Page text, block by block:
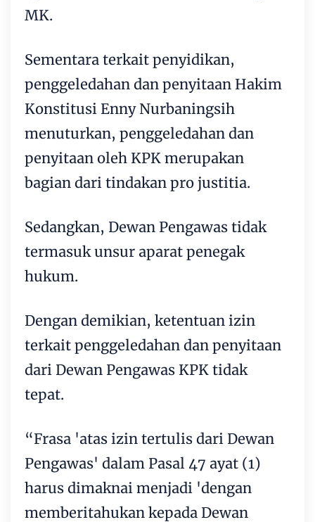
MK.
Sementara terkait penyidikan,
penggeledahan dan penyitaan Hakim
Konstitusi Enny Nurbaningsih
menuturkan, penggeledahan dan
penyitaan oleh KPK merupakan
bagian dari tindakan pro justitia.
Sedangkan, Dewan Pengawas tidak
termasuk unsur aparat penegak
hukum.
Dengan demikian, ketentuan izin
terkait penggeledahan dan penyitaan
dari Dewan Pengawas KPK tidak
tepat.
“Frasa 'atas izin tertulis dari Dewan
Pengawas' dalam Pasal 47 ayat (1)
harus dimaknai menjadi 'dengan
memberitahukan kepada Dewan